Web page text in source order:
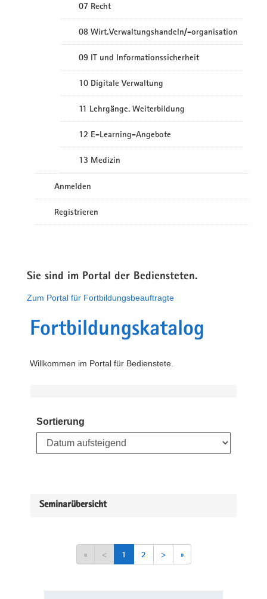
07 Recht
08 Wirt.Verwaltungshandeln/-organisation
09 IT und Informationssicherheit
10 Digitale Verwaltung
11 Lehrgänge, Weiterbildung
12 E-Learning-Angebote
13 Medizin
Anmelden
Registrieren
Sie sind im Portal der Bediensteten.
Zum Portal für Fortbildungsbeauftragte
Fortbildungskatalog
Willkommen im Portal für Bedienstete.
Sortierung
Seminarübersicht
« < 1 2 > »